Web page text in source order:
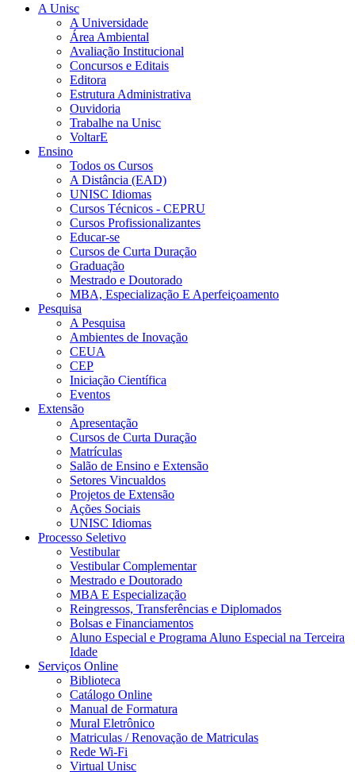
A Unisc
A Universidade
Área Ambiental
Avaliação Institucional
Concursos e Editais
Editora
Estrutura Administrativa
Ouvidoria
Trabalhe na Unisc
VoltarE
Ensino
Todos os Cursos
A Distância (EAD)
UNISC Idiomas
Cursos Técnicos - CEPRU
Cursos Profissionalizantes
Educar-se
Cursos de Curta Duração
Graduação
Mestrado e Doutorado
MBA, Especialização E Aperfeiçoamento
Pesquisa
A Pesquisa
Ambientes de Inovação
CEUA
CEP
Iniciação Científica
Eventos
Extensão
Apresentação
Cursos de Curta Duração
Matrículas
Salão de Ensino e Extensão
Setores Vincualdos
Projetos de Extensão
Ações Sociais
UNISC Idiomas
Processo Seletivo
Vestibular
Vestibular Complementar
Mestrado e Doutorado
MBA E Especialização
Reingressos, Transferências e Diplomados
Bolsas e Financiamentos
Aluno Especial e Programa Aluno Especial na Terceira
Idade
Serviços Online
Biblioteca
Catálogo Online
Manual de Formatura
Mural Eletrônico
Matriculas / Renovação de Matriculas
Rede Wi-Fi
Virtual Unisc